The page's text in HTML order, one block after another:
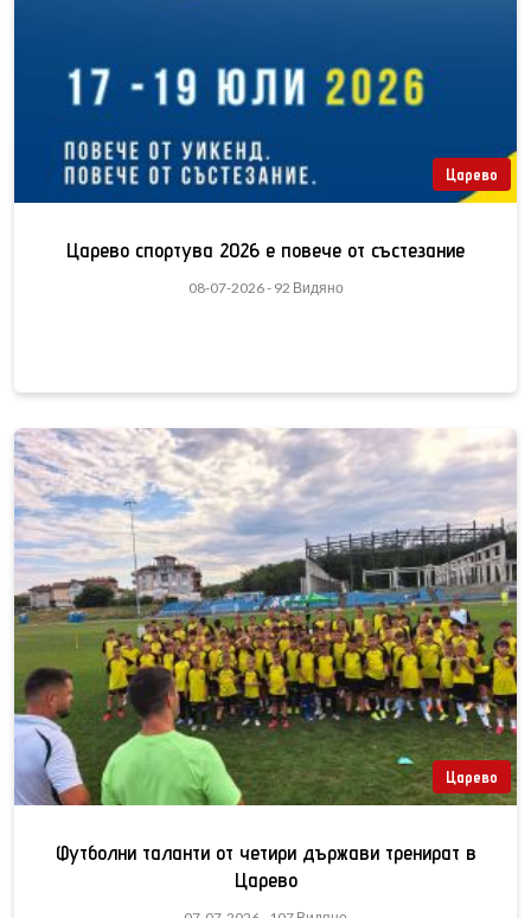
Царево
Царево спортува 2026 е повече от състезание
08-07-2026 - 92 Видяно
Царево
Футболни таланти от четири държави тренират в
Царево